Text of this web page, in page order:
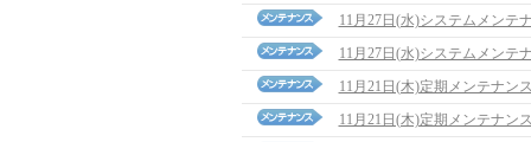
11月27日(水)システムメンテ
11月27日(水)システムメンテ
11月21日(木)定期メンテナン
11月21日(木)定期メンテナン